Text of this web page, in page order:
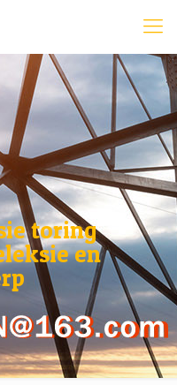
toring
en